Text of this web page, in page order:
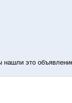
нашли это